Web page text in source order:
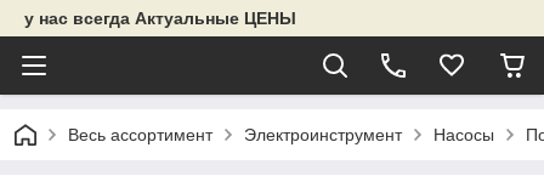
у нас всегда Актуальные ЦЕНЫ
Весь ассортимент Электроинструмент Насосы